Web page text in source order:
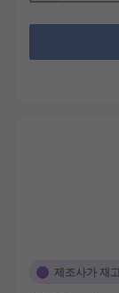
제조사가 재